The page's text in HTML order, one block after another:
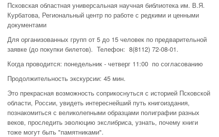
Псковская областная универсальная научная библиотека им. В.Я.
Курбатова, Региональный центр по работе с редкими и ценными
документами
Для организованных групп от 5 до 15 человек по предварительной
заявке (до покупки билетов). Телефон: 8(8112) 72-08-01.
Когда проводится: понедельник - четверг 11:00 по согласованию
Продолжительность экскурсии: 45 мин.
Это прекрасная возможность соприкоснуться с историей Псковской
области, России, увидеть интереснейший путь книгоиздания,
познакомиться с великолепными образцами полиграфии разных
веков, проследить эволюцию экслибриса, узнать, почему книги
тоже могут быть "памятниками".